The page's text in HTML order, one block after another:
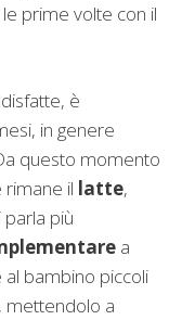
prime volte con il
è
in genere
questo momento
rimane il latte,
più
a
bambino piccoli
mettendolo a